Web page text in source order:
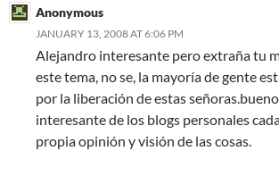
Anonymous
JANUARY 13, 2008 AT 6:06 PM
Alejandro interesante pero extraña tu
este tema, no se, la mayoría de gente
por la liberación de estas
interesante de los blogs personales
propia opinión y visión de las cosas.